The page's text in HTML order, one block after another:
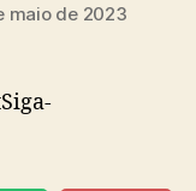
maio de 2023